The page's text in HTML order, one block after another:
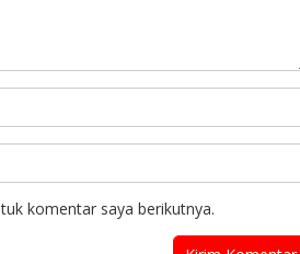
komentar saya berikutnya.